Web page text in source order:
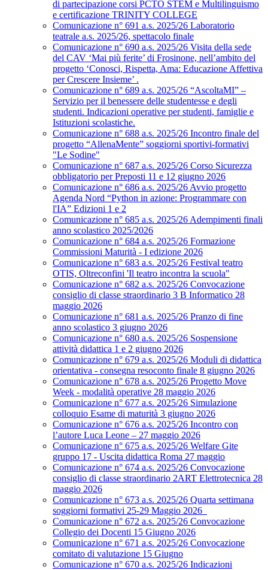
di partecipazione corsi PCTO STEM e Multilinguismo
e certificazione TRINITY COLLEGE
Comunicazione n° 691 a.s. 2025/26 Laboratorio
teatrale a.s. 2025/26, spettacolo finale
Comunicazione n° 690 a.s. 2025/26 Visita della sede
del CAV ‘Mai più ferite’ di Frosinone, nell’ambito del
progetto ‘Conosci, Rispetta, Ama: Educazione Affettiva
per Crescere Insieme’ .
Comunicazione n° 689 a.s. 2025/26 “AscoltaMI” –
Servizio per il benessere delle studentesse e degli
studenti. Indicazioni operative per studenti, famiglie e
Istituzioni scolastiche.
Comunicazione n° 688 a.s. 2025/26 Incontro finale del
progetto “AllenaMente” soggiorni sportivi‑formativi
"Le Sodine"
Comunicazione n° 687 a.s. 2025/26 Corso Sicurezza
obbligatorio per Preposti 11 e 12 giugno 2026
Comunicazione n° 686 a.s. 2025/26 Avvio progetto
Agenda Nord “Python in azione: Programmare con
l'IA” Edizioni 1 e 2
Comunicazione n° 685 a.s. 2025/26 Adempimenti finali
anno scolastico 2025/2026
Comunicazione n° 684 a.s. 2025/26 Formazione
Commissioni Maturità - I edizione 2026
Comunicazione n° 683 a.s. 2025/26 Festival teatro
OTIS, Oltreconfini 'Il teatro incontra la scuola"
Comunicazione n° 682 a.s. 2025/26 Convocazione
consiglio di classe straordinario 3 B Informatico 28
maggio 2026
Comunicazione n° 681 a.s. 2025/26 Pranzo di fine
anno scolastico 3 giugno 2026
Comunicazione n° 680 a.s. 2025/26 Sospensione
attività didattica 1 e 2 giugno 2026
Comunicazione n° 679 a.s. 2025/26 Moduli di didattica
orientativa - consegna resoconto finale 8 giugno 2026
Comunicazione n° 678 a.s. 2025/26 Progetto Move
Week - modalità operative 28 maggio 2026
Comunicazione n° 677 a.s. 2025/26 Simulazione
colloquio Esame di maturità 3 giugno 2026
Comunicazione n° 676 a.s. 2025/26 Incontro con
l’autore Luca Leone – 27 maggio 2026
Comunicazione n° 675 a.s. 2025/26 Welfare Gite
gruppo 17 - Uscita didattica Roma 27 maggio
Comunicazione n° 674 a.s. 2025/26 Convocazione
consiglio di classe straordinario 2ART Elettrotecnica 28
maggio 2026
Comunicazione n° 673 a.s. 2025/26 Quarta settimana
soggiorni formativi 25-29 Maggio 2026
Comunicazione n° 672 a.s. 2025/26 Convocazione
Collegio dei Docenti 15 Giugno 2026
Comunicazione n° 671 a.s. 2025/26 Convocazione
comitato di valutazione 15 Giugno
Comunicazione n° 670 a.s. 2025/26 Indicazioni